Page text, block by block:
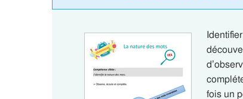
fois un